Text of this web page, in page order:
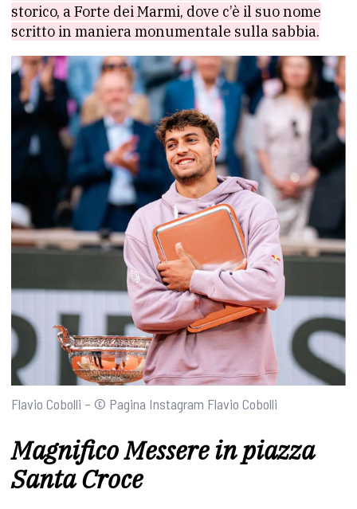
storico, a Forte dei Marmi, dove c’è il suo nome
scritto in maniera monumentale sulla sabbia.
Flavio Cobolli – © Pagina Instagram Flavio Cobolli
Magnifico Messere in piazza
Santa Croce